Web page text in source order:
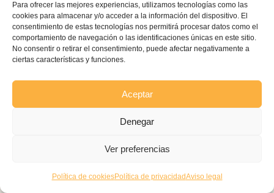
Para ofrecer las mejores experiencias, utilizamos tecnologías como las
cookies para almacenar y/o acceder a la información del dispositivo. El
consentimiento de estas tecnologías nos permitirá procesar datos como el
comportamiento de navegación o las identificaciones únicas en este sitio.
No consentir o retirar el consentimiento, puede afectar negativamente a
ciertas características y funciones.
Aceptar
Denegar
Ver preferencias
Política de cookiesPolítica de privacidadAviso legal
Las 2 claves imprescindibles para que tu peque
consiga dormir lo que su cuerpo necesita.
DESCARGAR AHORA